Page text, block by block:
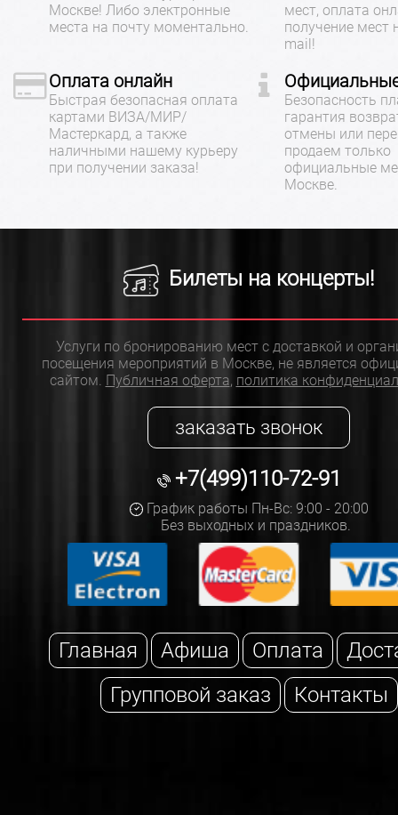
Москве! Либо электронные
места на почту моментально.
мест, оплата
получение мест
mail!
Оплата онлайн
Быстрая безопасная оплата
картами ВИЗА/МИР/
Мастеркард, а также
наличными нашему курьеру
при получении заказа!
Безопасность
гарантия
отмены или
продаем только
официальные
Москве.
Билеты на концерты!
Услуги по бронированию мест с доставкой и
посещения мероприятий в Москве, не является
сайтом. Публичная оферта, политика
заказать звонок
+7(499)110-72-91
График работы Пн-Вс: 9:00 - 20:00
Без выходных и праздников.
Главная Афиша Оплата
Групповой заказ
Контакты